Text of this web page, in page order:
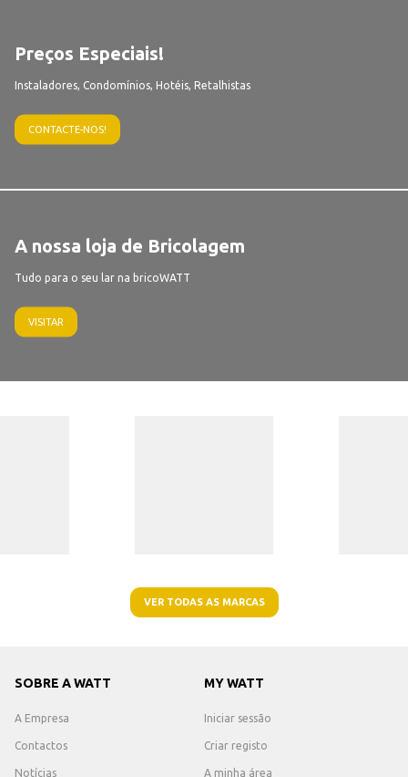
Preços Especiais!
Instaladores, Condomínios, Hotéis, Retalhistas
CONTACTE-NOS!
A nossa loja de Bricolagem
Tudo para o seu lar na bricoWATT
VISITAR
VER TODAS AS MARCAS
SOBRE A WATT
A Empresa
Contactos
Notícias
MY WATT
Iniciar sessão
Criar registo
A minha área